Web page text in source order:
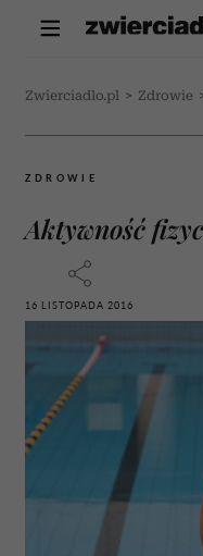
Zwierciadlo.pl > Zdrowie
ZDROWIE
Aktywność
16 LISTOPADA 2016